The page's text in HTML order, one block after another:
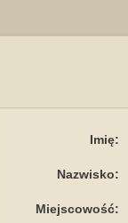
Imię:
Nazwisko:
Miejscowość: